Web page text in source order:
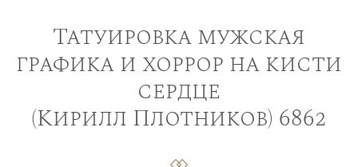
Татуировка мужская
графика и хоррор на кисти
сердце
(Кирилл Плотников) 6862